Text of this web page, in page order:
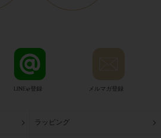
LINE@登録 メルマガ登録
ラッピング